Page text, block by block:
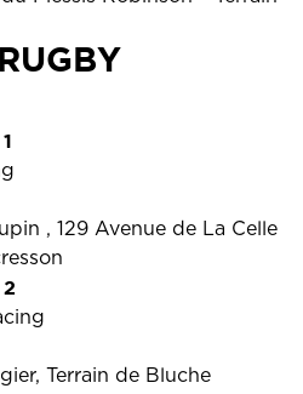
, 129 Avenue de La Celle
Terrain de Bluche